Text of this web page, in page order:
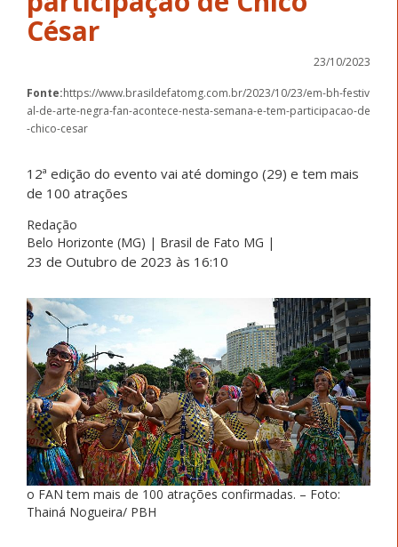
César
23/10/2023
Fonte:https://www.brasildefatomg.com.br/2023/10/23/em-bh-festiv
al-de-arte-negra-fan-acontece-nesta-semana-e-tem-participacao-de
-chico-cesar
12ª edição do evento vai até domingo (29) e tem mais
de 100 atrações
Redação
Belo Horizonte (MG) | Brasil de Fato MG |
23 de Outubro de 2023 às 16:10
o FAN tem mais de 100 atrações confirmadas. – Foto:
Thainá Nogueira/ PBH